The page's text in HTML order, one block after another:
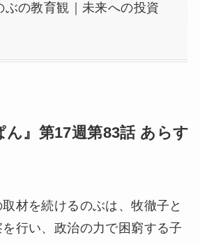
ぶの教育観｜未来への投資
』第17週第83話 あらす
材を続けるのぶは、牧徹子と
行い、政治の力で困窮する子